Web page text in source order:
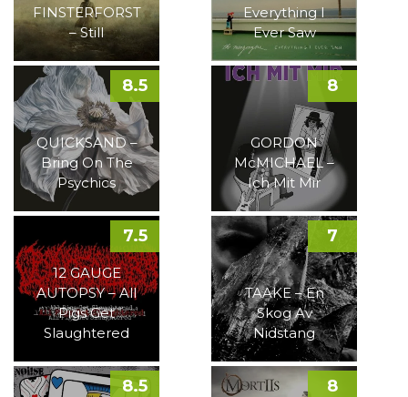
FINSTERFORST
– Still
Everything I
Ever Saw
QUICKSAND –
Bring On The
Psychics
8.5
GORDON
McMICHAEL –
Ich Mit Mir
8
12 GAUGE
AUTOPSY – All
Pigs Get
Slaughtered
7.5
TAAKE – En
Skog Av
Nidstang
7
8.5 8